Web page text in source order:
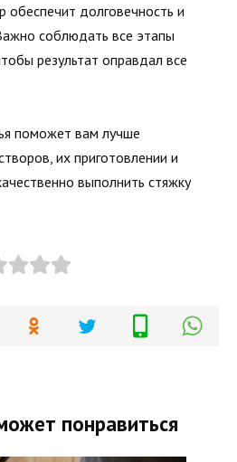
обеспечит долговечность и
соблюдать все этапы
результат оправдал все
поможет вам лучше
их приготовлении и
выполнить стяжку
понравиться